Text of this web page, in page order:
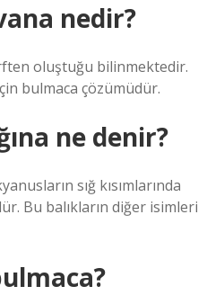
nedir?
oluştuğu bilinmektedir.
bulmaca çözümüdür.
ne denir?
sığ kısımlarında
Bu balıkların diğer isimleri